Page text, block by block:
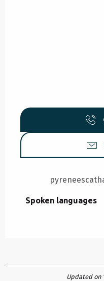
Spoken languages
Spoken languages
Updated on